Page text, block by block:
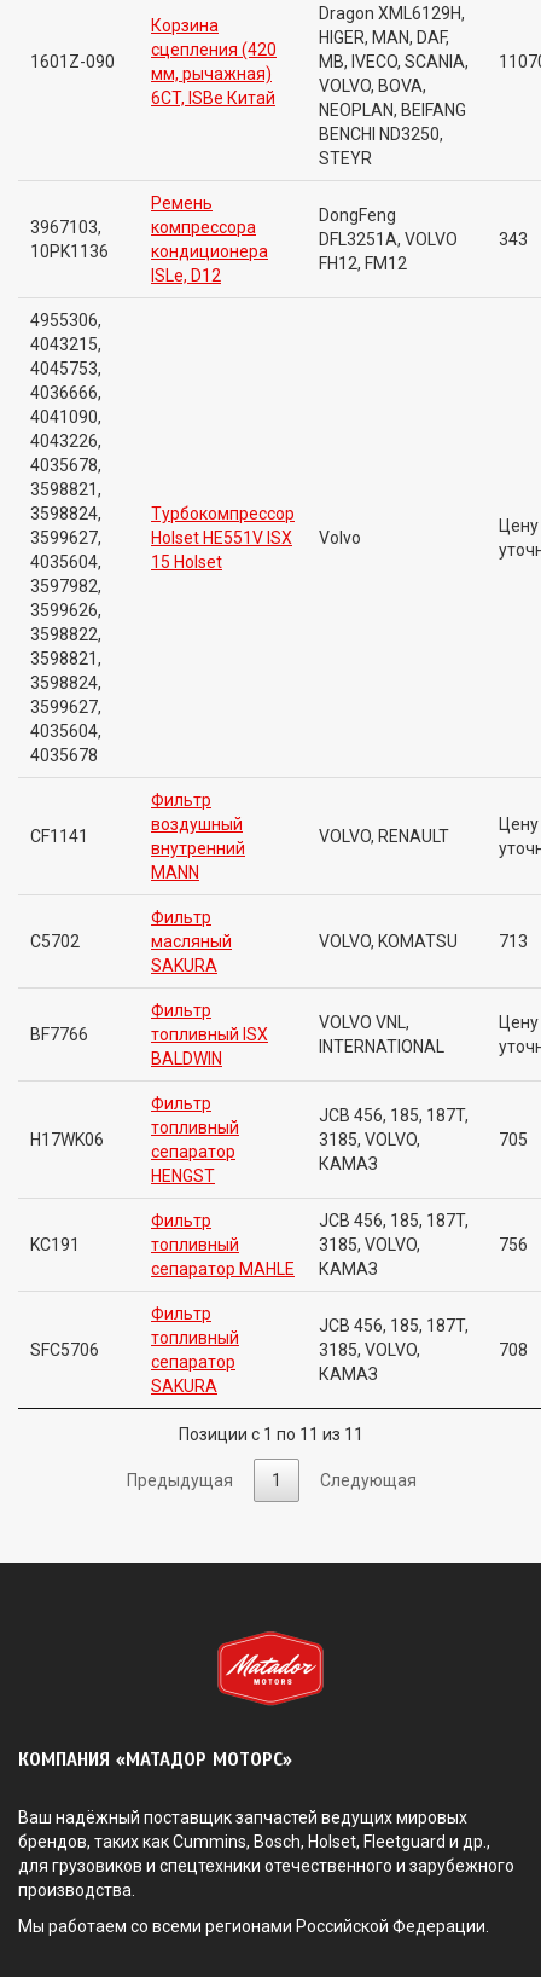
1601Z-090
Корзина
сцепления (420
мм, рычажная)
6CT, ISBe Китай
Dragon XML6129H,
HIGER, MAN, DAF,
MB, IVECO, SCANIA,
VOLVO, BOVA,
NEOPLAN, BEIFANG
BENCHI ND3250,
STEYR
3967103,
10PK1136
Ремень
компрессора
кондиционера
ISLe, D12
DongFeng
DFL3251A, VOLVO
FH12, FM12
343
4955306,
4043215,
4045753,
4036666,
4041090,
4043226,
4035678,
3598821,
3598824,
3599627,
4035604,
3597982,
3599626,
3598822,
3598821,
3598824,
3599627,
4035604,
4035678
Турбокомпрессор
Holset HE551V ISX
15 Holset
Volvo
Цену
CF1141
Фильтр
воздушный
внутренний
MANN
VOLVO, RENAULT
Цену
C5702
Фильтр
масляный
SAKURA
VOLVO, KOMATSU 713
BF7766
Фильтр
топливный ISX
BALDWIN
VOLVO VNL,
INTERNATIONAL
Цену
H17WK06
Фильтр
топливный
сепаратор
HENGST
JCB 456, 185, 187T,
3185, VOLVO,
КАМАЗ
705
KC191
Фильтр
топливный
сепаратор MAHLE
JCB 456, 185, 187T,
3185, VOLVO,
КАМАЗ
756
SFC5706
Фильтр
топливный
сепаратор
SAKURA
JCB 456, 185, 187T,
3185, VOLVO,
КАМАЗ
708
Позиции с 1 по 11 из 11
Предыдущая 1 Следующая
КОМПАНИЯ «МАТАДОР МОТОРС»
Ваш надёжный поставщик запчастей ведущих мировых
брендов, таких как Cummins, Bosch, Holset, Fleetguard и др.,
для грузовиков и спецтехники отечественного и зарубежного
производства.
Мы работаем со всеми регионами Российской Федерации.